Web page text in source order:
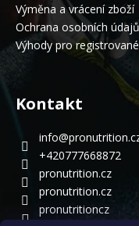
Výměna a vrácení zboží
Ochrana osobních údajů
Výhody pro registrované
Kontakt
info@
+420777668872
pronutrition.cz
pronutrition.cz
pronutritioncz